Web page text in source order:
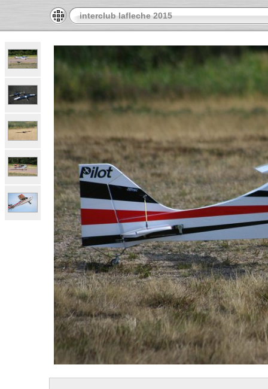
interclub lafleche 2015